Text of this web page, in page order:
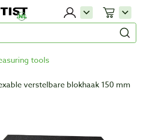
tools
verstelbare blokhaak 150 mm